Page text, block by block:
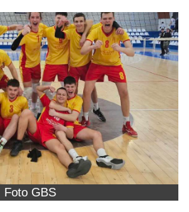
Foto GBS